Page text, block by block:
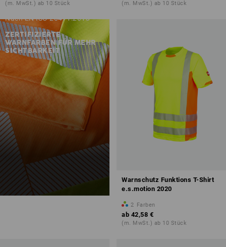
(m. MwSt.) ab 10 Stück (m. MwSt.) ab 10 Stück
Nach EN ISO 20471:2013
ZERTIFIZIERTE
WARNFARBEN FÜR MEHR
SICHTBARKEIT
Warnschutz Funktions T-Shirt
e.s.motion 2020
2 Farben
ab 42,58 €
(m. MwSt.) ab 10 Stück